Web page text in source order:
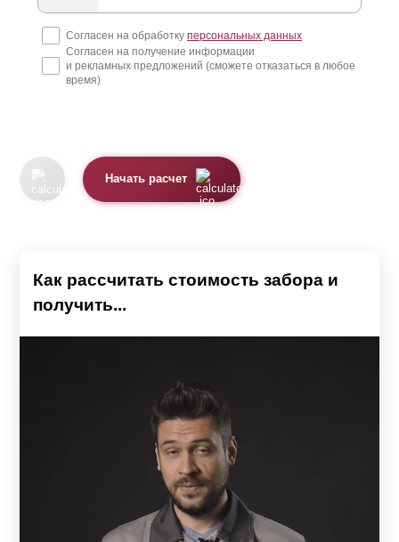
Согласен на обработку персональных данных
Согласен на получение информации
и рекламных предложений (сможете отказаться в любое
время)
Начать расчет
Как рассчитать стоимость забора и
получить...